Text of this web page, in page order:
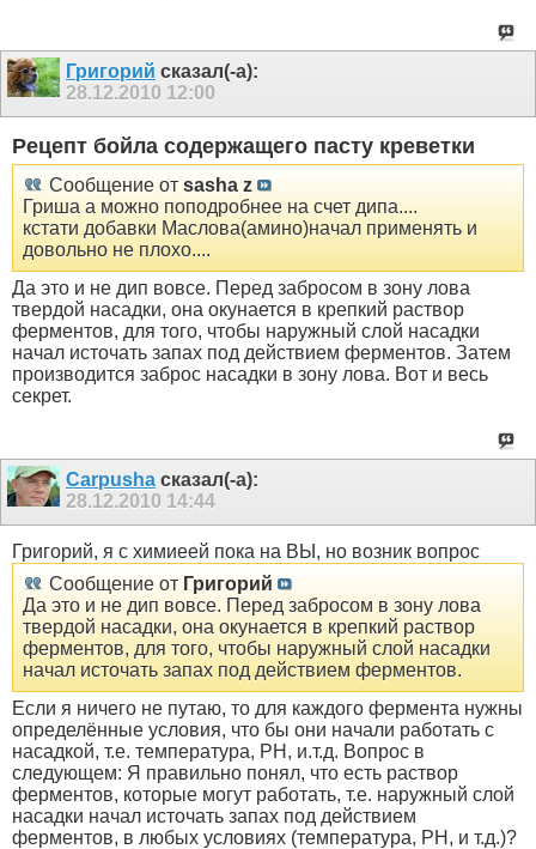
Григорий сказал(-а):
28.12.2010 12:00
Рецепт бойла содержащего пасту креветки
Сообщение от sasha z
Гриша а можно поподробнее на счет дипа....
кстати добавки Маслова(амино)начал применять и
довольно не плохо....
Да это и не дип вовсе. Перед забросом в зону лова
твердой насадки, она окунается в крепкий раствор
ферментов, для того, чтобы наружный слой насадки
начал источать запах под действием ферментов. Затем
производится заброс насадки в зону лова. Вот и весь
секрет.
Carpusha сказал(-а):
28.12.2010 14:44
Григорий, я с химиеей пока на ВЫ, но возник вопрос
Сообщение от Григорий
Да это и не дип вовсе. Перед забросом в зону лова
твердой насадки, она окунается в крепкий раствор
ферментов, для того, чтобы наружный слой насадки
начал источать запах под действием ферментов.
Если я ничего не путаю, то для каждого фермента нужны
определённые условия, что бы они начали работать с
насадкой, т.е. температура, РН, и.т.д. Вопрос в
следующем: Я правильно понял, что есть раствор
ферментов, которые могут работать, т.е. наружный слой
насадки начал источать запах под действием
ферментов, в любых условиях (температура, РН, и т.д.)?